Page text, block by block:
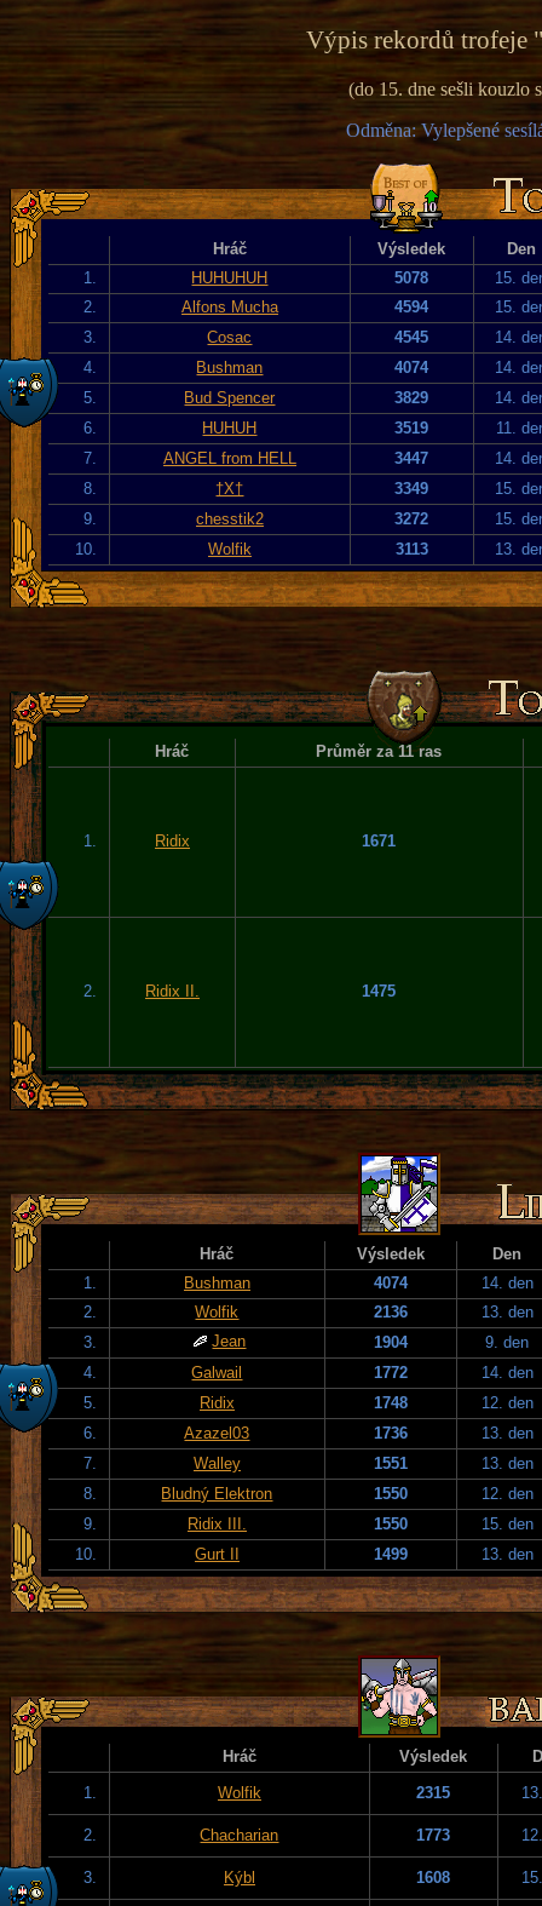
Výpis rekordů trofeje
(do 15. dne sešli kouzlo
Odměna: Vylepšené
Hráč Výsledek
Den
1.
HUHUHUH 5078
15.
2.
Alfons Mucha 4594
15.
3.
Cosac 4545
14.
4.
Bushman 4074
14.
5.
Bud Spencer 3829
14.
6.
HUHUH 3519
11.
7.
ANGEL from HELL 3447
14.
8.
†X† 3349
15.
9.
chesstik2 3272
15.
10.
Wolfik 3113 13.
Hráč Průměr za 11 ras
1. Ridix 1671
2. Ridix II. 1475
Hráč Výsledek
Den
1.
Bushman 4074
14. den
2.
Wolfik 2136
13. den
3.
Jean 1904
9. den
4.
Galwail 1772
14. den
5.
Ridix 1748
12. den
6.
Azazel03 1736
13. den
7.
Walley 1551
13. den
8.
Bludný Elektron 1550
12. den
9.
Ridix III. 1550
15. den
10.
Gurt II 1499 13. den
Hráč Výsledek
1.
Wolfik 2315
2. Chacharian 1773
3. Kýbl 1608